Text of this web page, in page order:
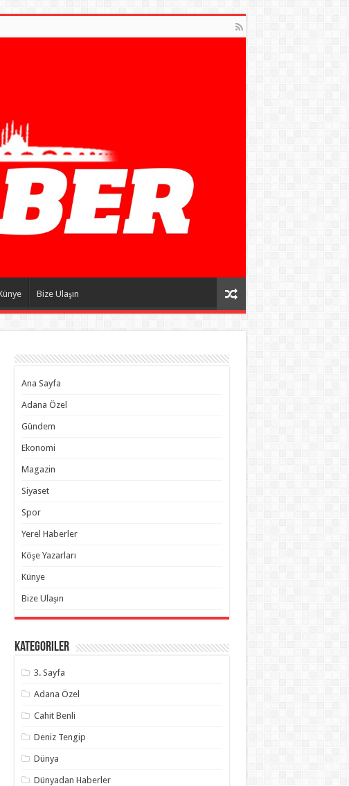
Bize Ulaşın
Ana Sayfa
Adana Özel
Gündem
Ekonomi
Magazin
Siyaset
Spor
Yerel Haberler
Köşe Yazarları
Künye
Bize Ulaşın
Kategoriler
3. Sayfa
Adana Özel
Cahit Benli
Deniz Tengip
Dünya
Dünyadan Haberler